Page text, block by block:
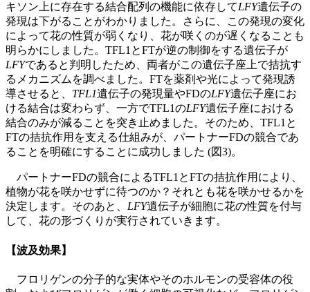
キソン上に存在する結合配列の機能に依存してLFY遺伝子の
発現は下がることがわかりました。さらに、この発現の変化
によって花の性質が弱くなり、花が咲くのが遅くなることも
明らかにしました。TFL1とFTが逆の制御をする遺伝子が
LFYであると判明したため、両者がこの遺伝子座上で拮抗す
るメカニズムを調べました。FTを薬剤や光によって発現誘
導させると、 TFL1遺伝子の発現量やFDのLFY遺伝子座にお
ける結合は変わらず、一方でTFL1のLFY遺伝子座における
結合のみが減ることを突き止めました。そのため、TFL1と
FTの拮抗作用を支える仕組みが、パートナーFDの競合であ
ることを明確にすることに成功しました (図3)。
パートナーFDの競合によるTFL1とFTの拮抗作用により、
植物が花を咲かせずに待つのか？それとも花を咲かせるかを
決定します。そのあと、 LFY遺伝子が細胞に花の性質を付与
して、花の形づくりが実行されていきます。
【波及効果】
フロリゲンの分子的な実体やそのホルモンの受容体の役